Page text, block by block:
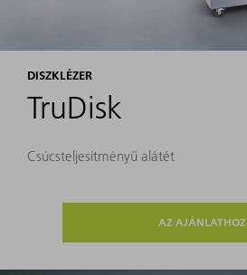
DISZKLÉZER
TruDisk
Csúcsteljesítményű alátét
AZ AJÁNLATHOZ